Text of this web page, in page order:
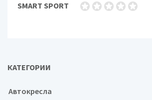
SMART SPORT
КАТЕГОРИИ
Автокресла